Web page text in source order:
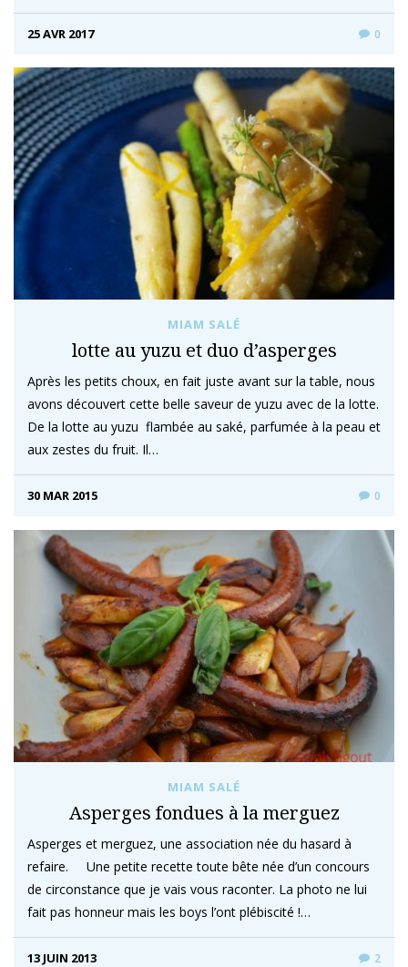
25 AVR 2017 0
MIAM SALÉ
lotte au yuzu et duo d’asperges
Après les petits choux, en fait juste avant sur la table, nous
avons découvert cette belle saveur de yuzu avec de la lotte.
De la lotte au yuzu flambée au saké, parfumée à la peau et
aux zestes du fruit. Il…
30 MAR 2015 0
MIAM SALÉ
Asperges fondues à la merguez
Asperges et merguez, une association née du hasard à
refaire. Une petite recette toute bête née d’un concours
de circonstance que je vais vous raconter. La photo ne lui
fait pas honneur mais les boys l’ont plébiscité !…
13 JUIN 2013 2